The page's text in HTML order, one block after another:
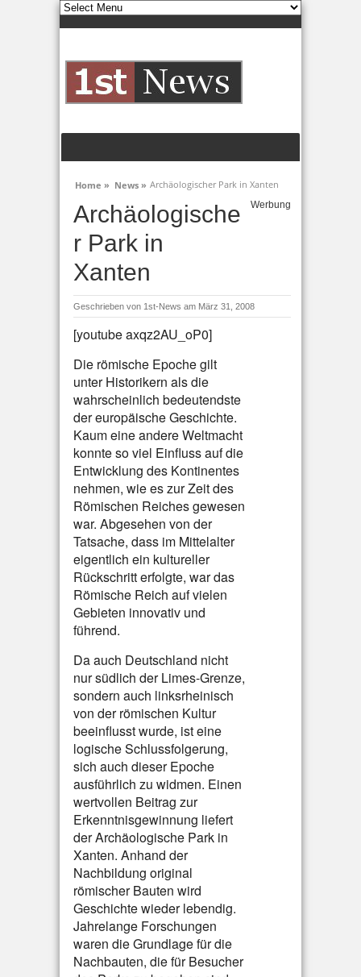
Home » News » Archäologischer Park in Xanten
Archäologische
r Park in
Xanten
Werbung
Geschrieben von 1st-News am März 31, 2008
[youtube axqz2AU_oP0]
Die römische Epoche gilt
unter Historikern als die
wahrscheinlich bedeutendste
der europäische Geschichte.
Kaum eine andere Weltmacht
konnte so viel Einfluss auf die
Entwicklung des Kontinentes
nehmen, wie es zur Zeit des
Römischen Reiches gewesen
war. Abgesehen von der
Tatsache, dass im Mittelalter
eigentlich ein kultureller
Rückschritt erfolgte, war das
Römische Reich auf vielen
Gebieten innovativ und
führend.
Da auch Deutschland nicht
nur südlich der Limes-Grenze,
sondern auch linksrheinisch
von der römischen Kultur
beeinflusst wurde, ist eine
logische Schlussfolgerung,
sich auch dieser Epoche
ausführlich zu widmen. Einen
wertvollen Beitrag zur
Erkenntnisgewinnung liefert
der Archäologische Park in
Xanten. Anhand der
Nachbildung original
römischer Bauten wird
Geschichte wieder lebendig.
Jahrelange Forschungen
waren die Grundlage für die
Nachbauten, die für Besucher